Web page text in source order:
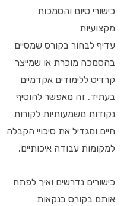
כישורי סיום והסמכות
מקצועיות
עדיף לבחור בקורס שמסיים
בהסמכה מוכרת או שמייצר
קרדיט ללימודים אקדמיים
בעתיד. זה מאפשר להוסיף
נקודות משמעותיות לקורות
חיים ומגדיל את סיכויי הקבלה
למקומות עבודה איכותיים.
כישורים נדרשים ואיך לפתח
אותם בקורס בנקאות